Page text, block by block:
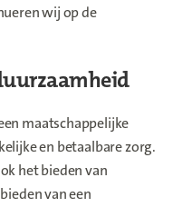
wij op de
maatschappelijke
en betaalbare zorg.
het bieden van
van een